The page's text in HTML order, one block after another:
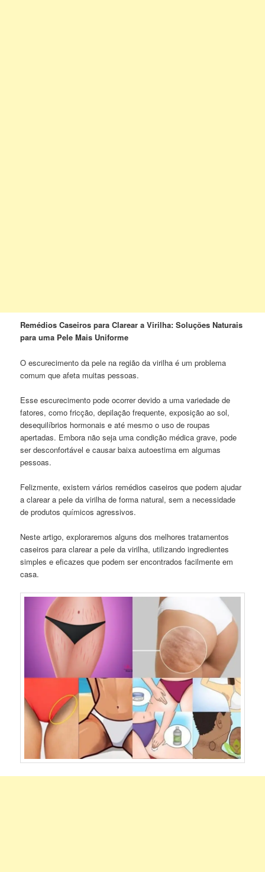
Remédios Caseiros para Clarear a Virilha: Soluções Naturais
para uma Pele Mais Uniforme
O escurecimento da pele na região da virilha é um problema
comum que afeta muitas pessoas.
Esse escurecimento pode ocorrer devido a uma variedade de
fatores, como fricção, depilação frequente, exposição ao sol,
desequilíbrios hormonais e até mesmo o uso de roupas
apertadas. Embora não seja uma condição médica grave, pode
ser desconfortável e causar baixa autoestima em algumas
pessoas.
Felizmente, existem vários remédios caseiros que podem ajudar
a clarear a pele da virilha de forma natural, sem a necessidade
de produtos químicos agressivos.
Neste artigo, exploraremos alguns dos melhores tratamentos
caseiros para clarear a pele da virilha, utilizando ingredientes
simples e eficazes que podem ser encontrados facilmente em
casa.